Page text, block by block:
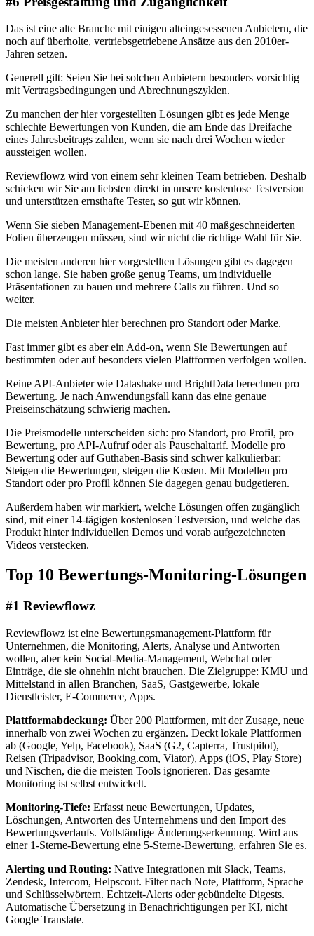
Das ist eine alte Branche mit einigen alteingesessenen Anbietern, die
noch auf überholte, vertriebsgetriebene Ansätze aus den 2010er-
Jahren setzen.
Generell gilt: Seien Sie bei solchen Anbietern besonders vorsichtig
mit Vertragsbedingungen und Abrechnungszyklen.
Zu manchen der hier vorgestellten Lösungen gibt es jede Menge
schlechte Bewertungen von Kunden, die am Ende das Dreifache
eines Jahresbeitrags zahlen, wenn sie nach drei Wochen wieder
aussteigen wollen.
Reviewflowz wird von einem sehr kleinen Team betrieben. Deshalb
schicken wir Sie am liebsten direkt in unsere kostenlose Testversion
und unterstützen ernsthafte Tester, so gut wir können.
Wenn Sie sieben Management-Ebenen mit 40 maßgeschneiderten
Folien überzeugen müssen, sind wir nicht die richtige Wahl für Sie.
Die meisten anderen hier vorgestellten Lösungen gibt es dagegen
schon lange. Sie haben große genug Teams, um individuelle
Präsentationen zu bauen und mehrere Calls zu führen. Und so
weiter.
Die meisten Anbieter hier berechnen pro Standort oder Marke.
Fast immer gibt es aber ein Add-on, wenn Sie Bewertungen auf
bestimmten oder auf besonders vielen Plattformen verfolgen wollen.
Reine API-Anbieter wie Datashake und BrightData berechnen pro
Bewertung. Je nach Anwendungsfall kann das eine genaue
Preiseinschätzung schwierig machen.
Die Preismodelle unterscheiden sich: pro Standort, pro Profil, pro
Bewertung, pro API-Aufruf oder als Pauschaltarif. Modelle pro
Bewertung oder auf Guthaben-Basis sind schwer kalkulierbar:
Steigen die Bewertungen, steigen die Kosten. Mit Modellen pro
Standort oder pro Profil können Sie dagegen genau budgetieren.
Außerdem haben wir markiert, welche Lösungen offen zugänglich
sind, mit einer 14-tägigen kostenlosen Testversion, und welche das
Produkt hinter individuellen Demos und vorab aufgezeichneten
Videos verstecken.
Top 10 Bewertungs-Monitoring-Lösungen
#1 Reviewflowz
Reviewflowz ist eine Bewertungsmanagement-Plattform für
Unternehmen, die Monitoring, Alerts, Analyse und Antworten
wollen, aber kein Social-Media-Management, Webchat oder
Einträge, die sie ohnehin nicht brauchen. Die Zielgruppe: KMU und
Mittelstand in allen Branchen, SaaS, Gastgewerbe, lokale
Dienstleister, E-Commerce, Apps.
Plattformabdeckung: Über 200 Plattformen, mit der Zusage, neue
innerhalb von zwei Wochen zu ergänzen. Deckt lokale Plattformen
ab (Google, Yelp, Facebook), SaaS (G2, Capterra, Trustpilot),
Reisen (Tripadvisor, Booking.com, Viator), Apps (iOS, Play Store)
und Nischen, die die meisten Tools ignorieren. Das gesamte
Monitoring ist selbst entwickelt.
Monitoring-Tiefe: Erfasst neue Bewertungen, Updates,
Löschungen, Antworten des Unternehmens und den Import des
Bewertungsverlaufs. Vollständige Änderungserkennung. Wird aus
einer 1-Sterne-Bewertung eine 5-Sterne-Bewertung, erfahren Sie es.
Alerting und Routing: Native Integrationen mit Slack, Teams,
Zendesk, Intercom, Helpscout. Filter nach Note, Plattform, Sprache
und Schlüsselwörtern. Echtzeit-Alerts oder gebündelte Digests.
Automatische Übersetzung in Benachrichtigungen per KI, nicht
Google Translate.